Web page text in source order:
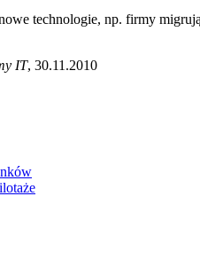
technologie, np. firmy
IT, 30.11.2010